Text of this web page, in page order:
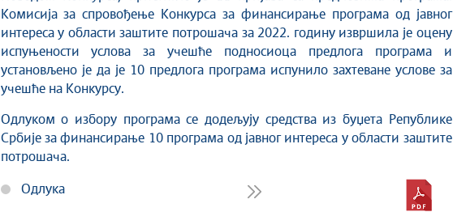
Комисија за спровођење Конкурса за финансирање програма од јавног
интереса у области заштите потрошача за 2022. годину извршила је оцену
испуњености услова за учешће подносиоца предлога програма и
установљено је да је 10 предлога програма испунило захтеване услове за
учешће на Конкурсу.
Одлуком о избору програма се додељују средства из буџета Републике
Србије за финансирање 10 програма од јавног интереса у области заштите
потрошача.
Одлука